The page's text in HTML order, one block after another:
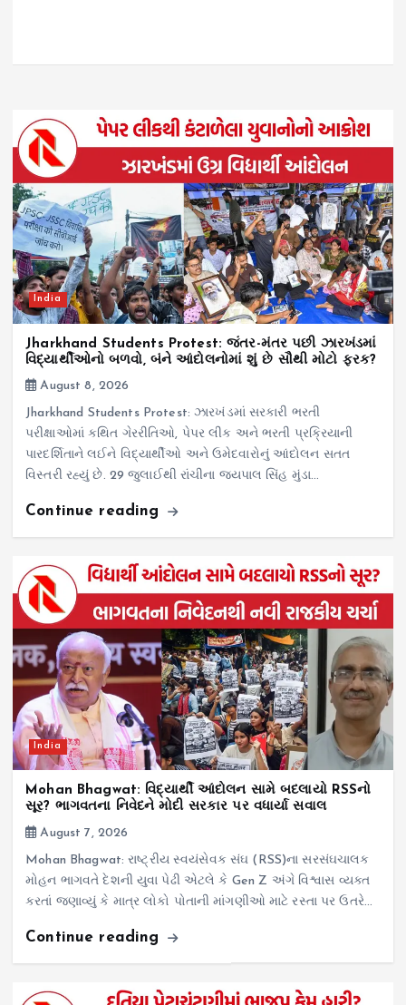
India
Jharkhand Students Protest: જંતર-મંતર પછી ઝારખંડમાં
વિદ્યાર્થીઓનો બળવો, બંને આંદોલનોમાં શું છે સૌથી મોટો ફરક?
August 8, 2026
Jharkhand Students Protest: ઝારખંડમાં સરકારી ભરતી
પરીક્ષાઓમાં કથિત ગેરરીતિઓ, પેપર લીક અને ભરતી પ્રક્રિયાની
પારદર્શિતાને લઈને વિદ્યાર્થીઓ અને ઉમેદવારોનું આંદોલન સતત
વિસ્તરી રહ્યું છે. 29 જુલાઈથી રાંચીના જયપાલ સિંહ મુંડા…
Continue reading
India
Mohan Bhagwat: વિદ્યાર્થી આંદોલન સામે બદલાયો RSSનો
સૂર? ભાગવતના નિવેદને મોદી સરકાર પર વધાર્યા સવાલ
August 7, 2026
Mohan Bhagwat: રાષ્ટ્રીય સ્વયંસેવક સંઘ (RSS)ના સરસંઘચાલક
મોહન ભાગવતે દેશની યુવા પેઢી એટલે કે Gen Z અંગે વિશ્વાસ વ્યક્ત
કરતાં જણાવ્યું કે માત્ર લોકો પોતાની માંગણીઓ માટે રસ્તા પર ઉતરે…
Continue reading